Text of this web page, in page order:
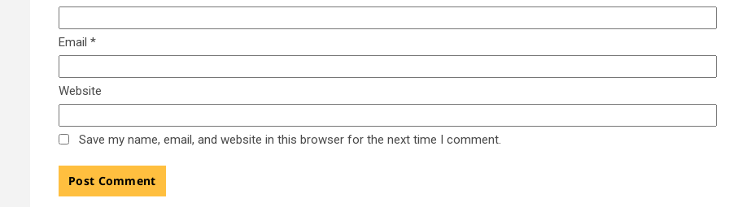
Email *
Website
Save my name, email, and website in this browser for the next time I comment.